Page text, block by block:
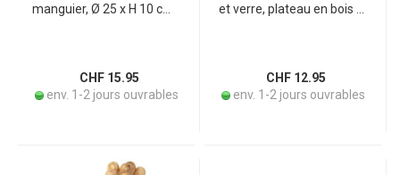
manguier, Ø 25 x H 10 cm -
la cuisine
CHF 15.95
env. 1-2 jours ouvrables
et verre, plateau en bois et
CHF 12.95
env. 1-2 jours ouvrables